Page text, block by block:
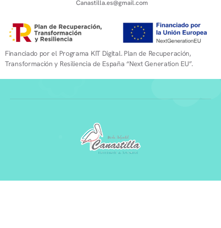
Canastilla.es@gmail.com
Financiado por el Programa KIT Digital. Plan de Recuperación,
Transformación y Resiliencia de España “Next Generation EU”.